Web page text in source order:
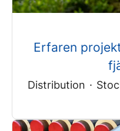
Erfaren
Distribution ·